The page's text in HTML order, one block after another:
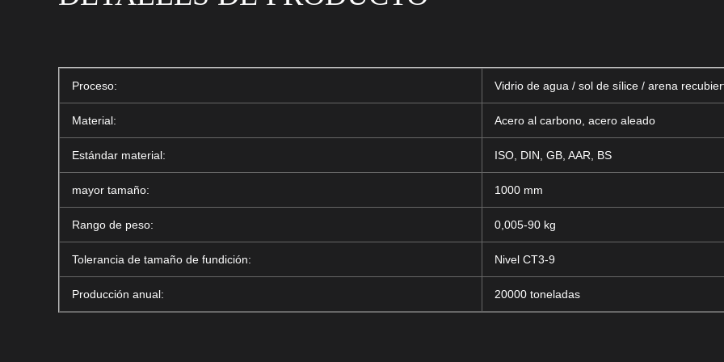
Proceso: Vidrio de agua / sol de sílice / arena
Material: Acero al carbono, acero aleado
Estándar material: ISO, DIN, GB, AAR, BS
mayor tamaño: 1000 mm
Rango de peso: 0,005-90 kg
Tolerancia de tamaño de fundición: Nivel CT3-9
Producción anual: 20000 toneladas